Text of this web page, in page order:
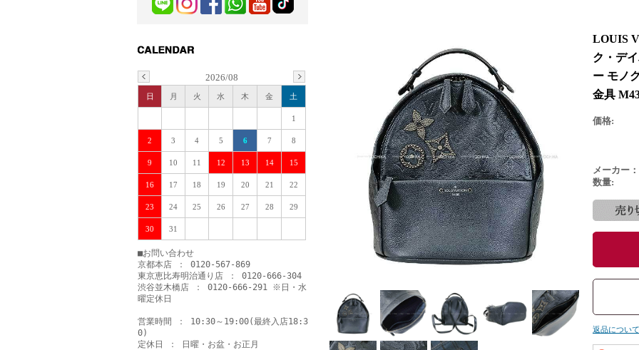
LOUIS
ク・デ
ー モノ
金具
価格:
メーカー：
数量:
返品につい
2026/08
日 月 火 水 木 金 土
1
2 3 4 5 6 7 8
9 10 11 12 13 14 15
16 17 18 19 20 21 22
23 24 25 26 27 28 29
30 31
■お問い合わせ
京都本店 ： 0120-567-869
東京恵比寿明治通り店 ： 0120-666-304
渋谷並木橋店 ： 0120-666-291 ※日・水
曜定休日
営業時間 ： 10:30～19:00(最終入店18:3
0)
定休日 ： 日曜・お盆・お正月